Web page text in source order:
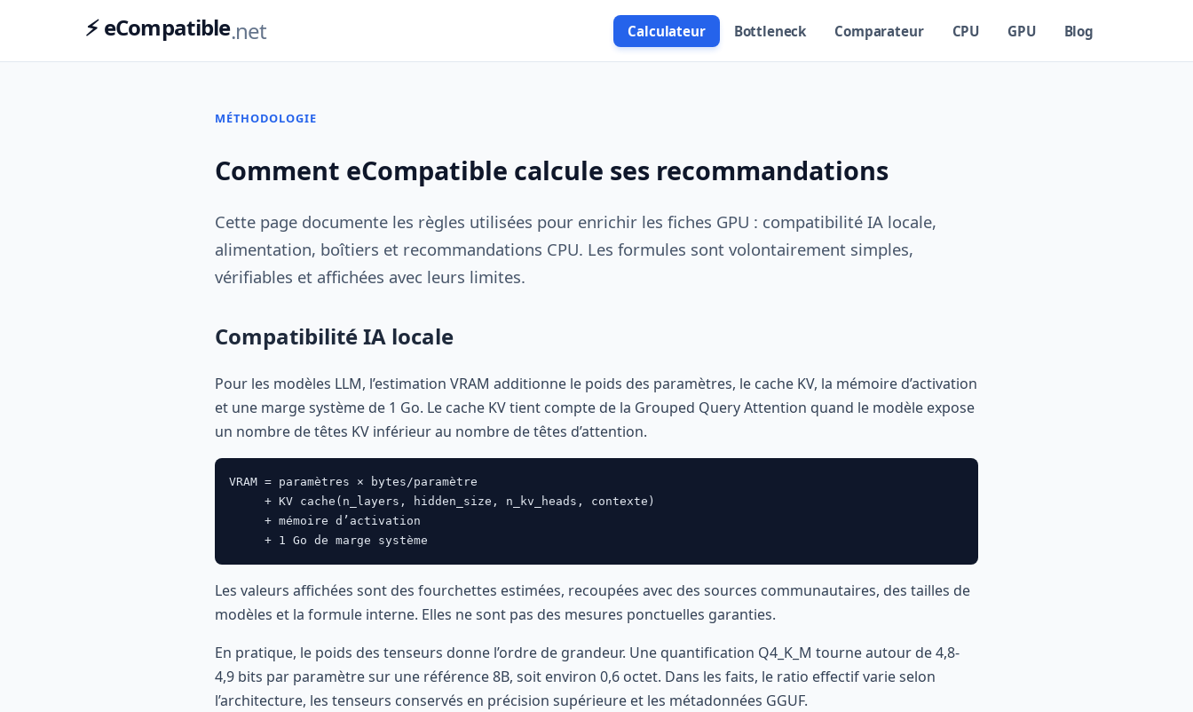
⚡ eCompatible.net Calculateur Bottleneck Comparateur CPU GPU Blog
MÉTHODOLOGIE
Comment eCompatible calcule ses recommandations
Cette page documente les règles utilisées pour enrichir les fiches GPU : compatibilité IA locale,
alimentation, boîtiers et recommandations CPU. Les formules sont volontairement simples,
vérifiables et affichées avec leurs limites.
Compatibilité IA locale
Pour les modèles LLM, l’estimation VRAM additionne le poids des paramètres, le cache KV, la mémoire d’activation
et une marge système de 1 Go. Le cache KV tient compte de la Grouped Query Attention quand le modèle expose
un nombre de têtes KV inférieur au nombre de têtes d’attention.
VRAM = paramètres × bytes/paramètre
     + KV cache(n_layers, hidden_size, n_kv_heads, contexte)
     + mémoire d’activation
     + 1 Go de marge système
Les valeurs affichées sont des fourchettes estimées, recoupées avec des sources communautaires, des tailles de
modèles et la formule interne. Elles ne sont pas des mesures ponctuelles garanties.
En pratique, le poids des tenseurs donne l’ordre de grandeur. Une quantification Q4_K_M tourne autour de 4,8-
4,9 bits par paramètre sur une référence 8B, soit environ 0,6 octet. Dans les faits, le ratio effectif varie selon
l’architecture, les tenseurs conservés en précision supérieure et les métadonnées GGUF.